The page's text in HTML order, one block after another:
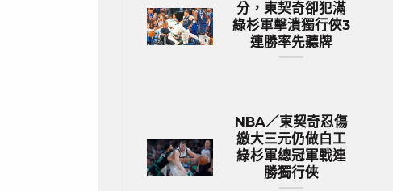
分，東契奇卻犯滿
綠杉軍擊潰獨行俠3
連勝率先聽牌
NBA／東契奇忍傷
繳大三元仍做白工
綠杉軍總冠軍戰連
勝獨行俠